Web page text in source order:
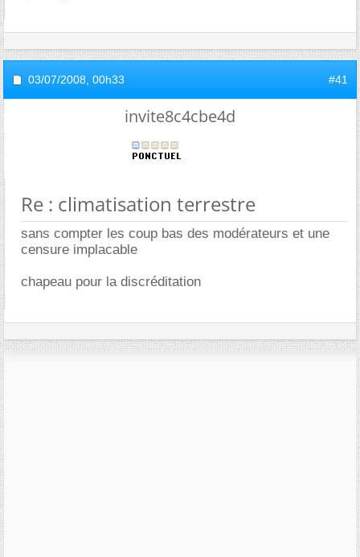
03/07/2008, 00h33 #41
invite8c4cbe4d
Re : climatisation terrestre
sans compter les coup bas des modérateurs et une
censure implacable
chapeau pour la discréditation